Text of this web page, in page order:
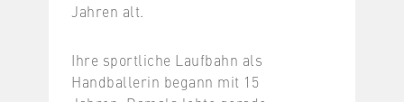
Jahren alt.
Ihre sportliche Laufbahn als
Handballerin begann mit 15